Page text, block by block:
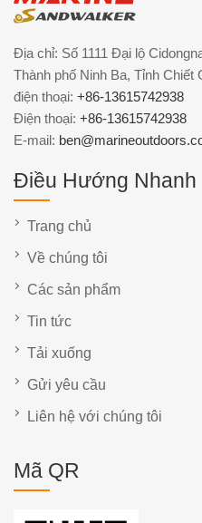
Địa chỉ: Số 1111 Đại lộ
Thành phố Ninh Ba, Tỉnh Chiết
điện thoại: +86-13615742938
Điện thoại: +86-13615742938
E-mail:
Điều Hướng Nhanh
Trang chủ
Về chúng tôi
Các sản phẩm
Tin tức
Tải xuống
Gửi yêu cầu
Liên hệ với chúng tôi
Mã QR